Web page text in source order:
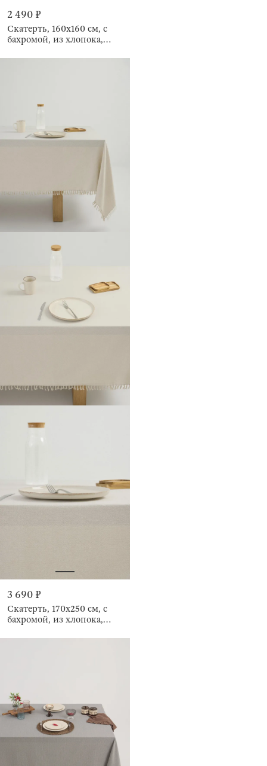
2 490 ₽
Скатерть, 160х160 см, с
бахромой, из хлопока,
3 690 ₽
Скатерть, 170х250 см, с
бахромой, из хлопока,